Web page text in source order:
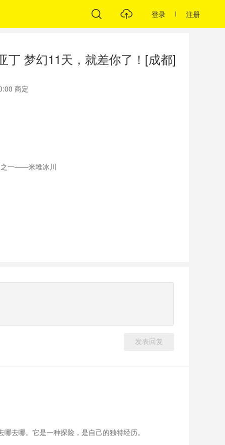
登录 注册
丁 梦幻11天，就差你了！[成都]
商定
之一——米堆冰川
发表回复
去哪。它是一种探险，是自己的独特经历。